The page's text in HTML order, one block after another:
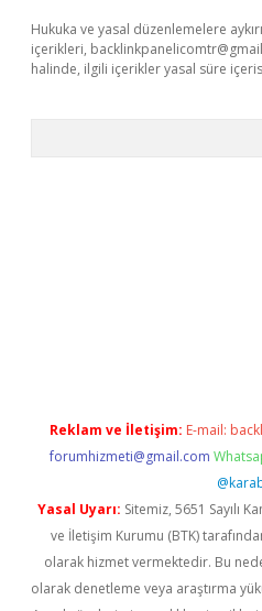
Hukuka ve yasal düzenlemelere
içerikleri,
halinde, ilgili içerikler yasal süre
Reklam ve İletişim: E-mail:
forumhizmeti@gmail.com
Yasal Uyarı: Sitemiz, 5651 Sayılı
ve İletişim Kurumu (BTK)
olarak hizmet vermektedir. Bu
olarak denetleme veya araştırma